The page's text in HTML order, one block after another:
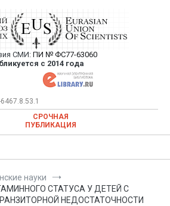
Союз Ученых —
научных статей в
научном журнале
СМИ: ПИ № ФС77-63060
с 2014 года
— публикация научных статей в
научном журнале
СРОЧНАЯ
ПУБЛИКАЦИЯ
науки
СТАТУСА У ДЕТЕЙ С
НЕДОСТАТОЧНОСТИ